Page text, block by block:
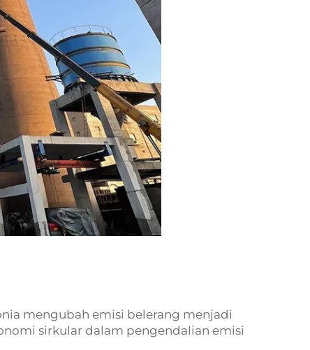
mengubah emisi belerang menjadi
sirkular dalam pengendalian emisi